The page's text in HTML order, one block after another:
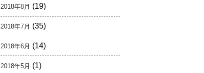
2018年8月 (19)
2018年7月 (35)
2018年6月 (14)
2018年5月 (1)